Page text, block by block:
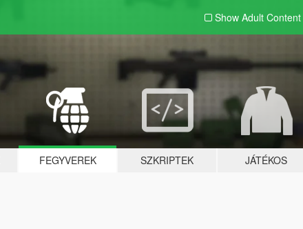
Show Adult Content
FEGYVEREK SZKRIPTEK JÁTÉKOS